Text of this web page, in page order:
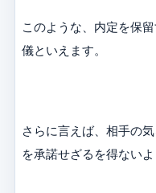
このような、内定を保
儀といえます。
さらに言えば、相手の
を承諾せざるを得ない